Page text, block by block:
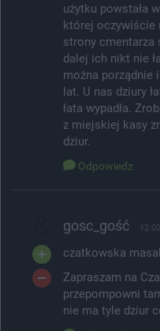
użytku powstała
której oczywiście
strony cmentarza
dalej ich nikt nie
można porządnie
lat. U nas dziury
łata wypadła.
z miejskiej kasy
dziur.
Odpowiedz
gosc_gość
czatkowska
Zapraszam na
przepompowni
nie ma tyle dziur